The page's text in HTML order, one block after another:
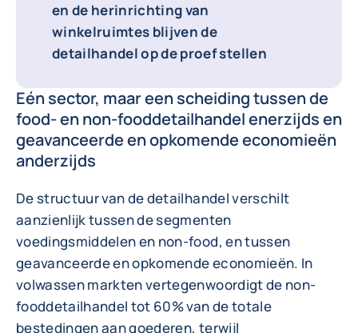
en de herinrichting van
winkelruimtes blijven de
detailhandel op de proef stellen
Eén sector, maar een scheiding tussen de
food- en non-fooddetailhandel enerzijds en
geavanceerde en opkomende economieën
anderzijds
De structuur van de detailhandel verschilt
aanzienlijk tussen de segmenten
voedingsmiddelen en non-food, en tussen
geavanceerde en opkomende economieën. In
volwassen markten vertegenwoordigt de non-
fooddetailhandel tot 60% van de totale
bestedingen aan goederen, terwijl